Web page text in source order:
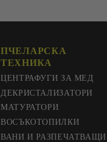
ПЧЕЛАРСКА
ТЕХНИКА
ЦЕНТРАФУГИ ЗА МЕД
ДЕКРИСТАЛИЗАТОРИ
МАТУРАТОРИ
ВОСЪКОТОПИЛКИ
ВАНИ И РАЗПЕЧАТВАЩИ